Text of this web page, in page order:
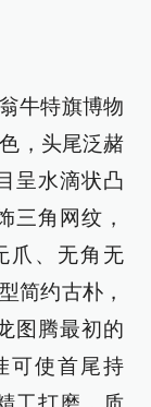
牛特旗博物
，头尾泛赭
呈水滴状凸
三角网纹，
爪、无角无
简约古朴，
图腾最初的
可使首尾持